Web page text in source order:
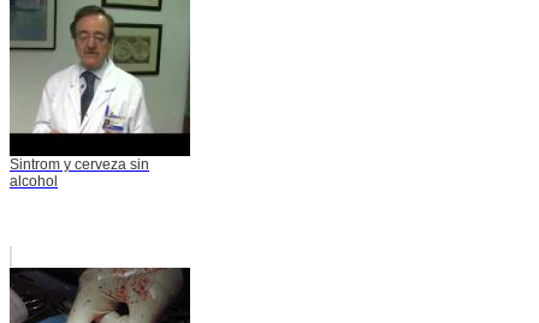
Sintrom y cerveza sin
alcohol